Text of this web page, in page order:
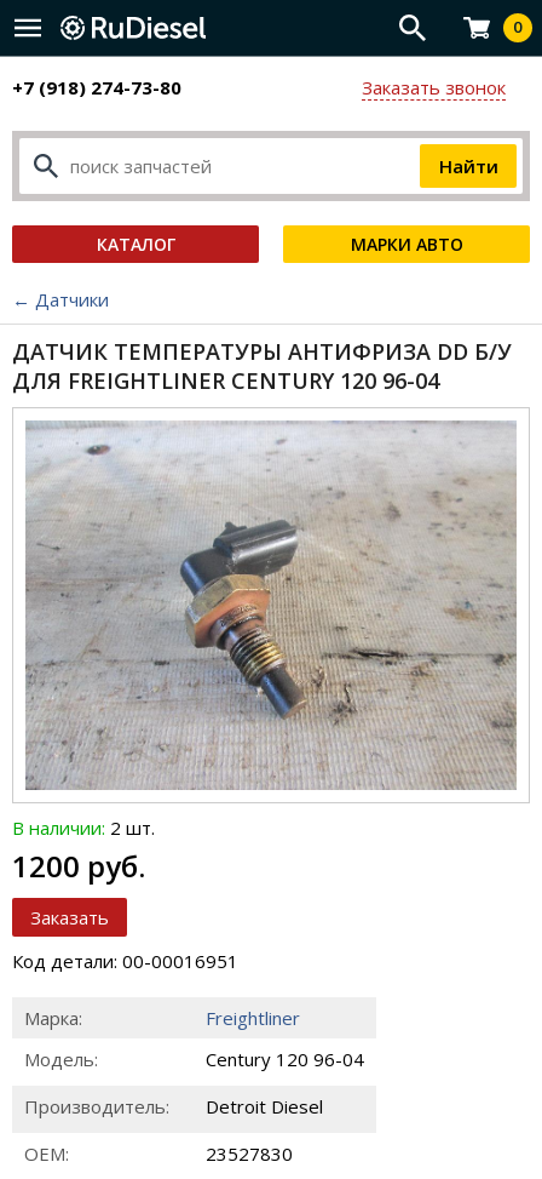
0
+7 (918) 274-73-80 Заказать звонок
КАТАЛОГ МАРКИ АВТО
← Датчики
ДАТЧИК ТЕМПЕРАТУРЫ АНТИФРИЗА DD Б/У
ДЛЯ FREIGHTLINER CENTURY 120 96-04
В наличии: 2 шт.
1200 руб.
Заказать
Код детали: 00-00016951
Марка:
Freightliner
Модель:
Century 120 96-04
Производитель:
Detroit Diesel
ОЕМ:
23527830